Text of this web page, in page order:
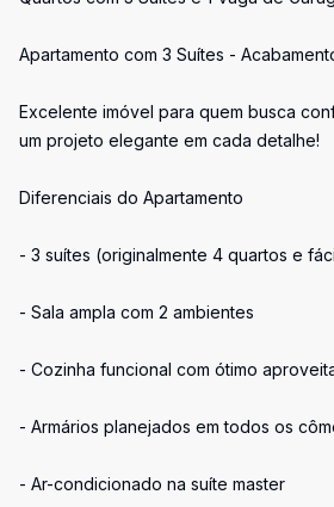
Apartamento com 3 Suítes -
Excelente imóvel para quem busca
um projeto elegante em cada detalhe!
Diferenciais do Apartamento
- 3 suítes (originalmente 4 quartos e
- Sala ampla com 2 ambientes
- Cozinha funcional com ótimo
- Armários planejados em todos os
- Ar-condicionado na suíte master